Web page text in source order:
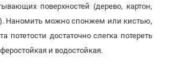
поверхностей (дерево, картон,
. Наномить можно спонжем или кистью,
достаточно слегка потереть
и водостойкая.